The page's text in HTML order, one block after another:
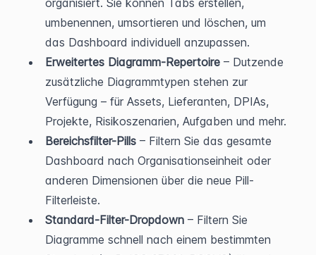
umbenennen, umsortieren und löschen, um
das Dashboard individuell anzupassen.
Erweitertes Diagramm-Repertoire – Dutzende
zusätzliche Diagrammtypen stehen zur
Verfügung – für Assets, Lieferanten, DPIAs,
Projekte, Risikosze­narien, Aufgaben und mehr.
Bereichsfilter-Pills – Filtern Sie das gesamte
Dashboard nach Organisationseinheit oder
anderen Dimensionen über die neue Pill-
Filterleiste.
Standard-Filter-Dropdown – Filtern Sie
Diagramme schnell nach einem bestimmten